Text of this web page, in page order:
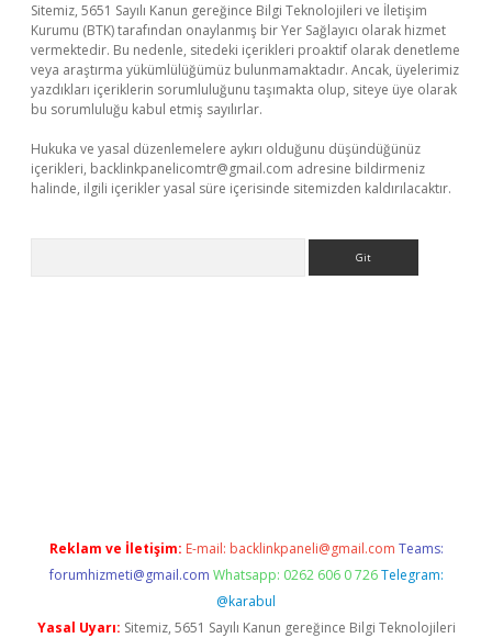
Sitemiz, 5651 Sayılı Kanun gereğince Bilgi Teknolojileri ve İletişim
Kurumu (BTK) tarafından onaylanmış bir Yer Sağlayıcı olarak hizmet
vermektedir. Bu nedenle, sitedeki içerikleri proaktif olarak denetleme
veya araştırma yükümlülüğümüz bulunmamaktadır. Ancak, üyelerimiz
yazdıkları içeriklerin sorumluluğunu taşımakta olup, siteye üye olarak
bu sorumluluğu kabul etmiş sayılırlar.
Hukuka ve yasal düzenlemelere aykırı olduğunu düşündüğünüz
içerikleri, backlinkpanelicomtr@gmail.com adresine bildirmeniz
halinde, ilgili içerikler yasal süre içerisinde sitemizden kaldırılacaktır.
Reklam ve İletişim: E-mail: backlinkpaneli@gmail.com Teams:
forumhizmeti@gmail.com Whatsapp: 0262 606 0 726 Telegram:
@karabul
Yasal Uyarı: Sitemiz, 5651 Sayılı Kanun gereğince Bilgi Teknolojileri